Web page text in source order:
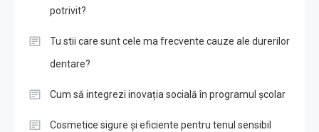
potrivit?
Tu stii care sunt cele ma frecvente cauze ale durerilor
dentare?
Cum să integrezi inovația socială în programul școlar
Cosmetice sigure și eficiente pentru tenul sensibil